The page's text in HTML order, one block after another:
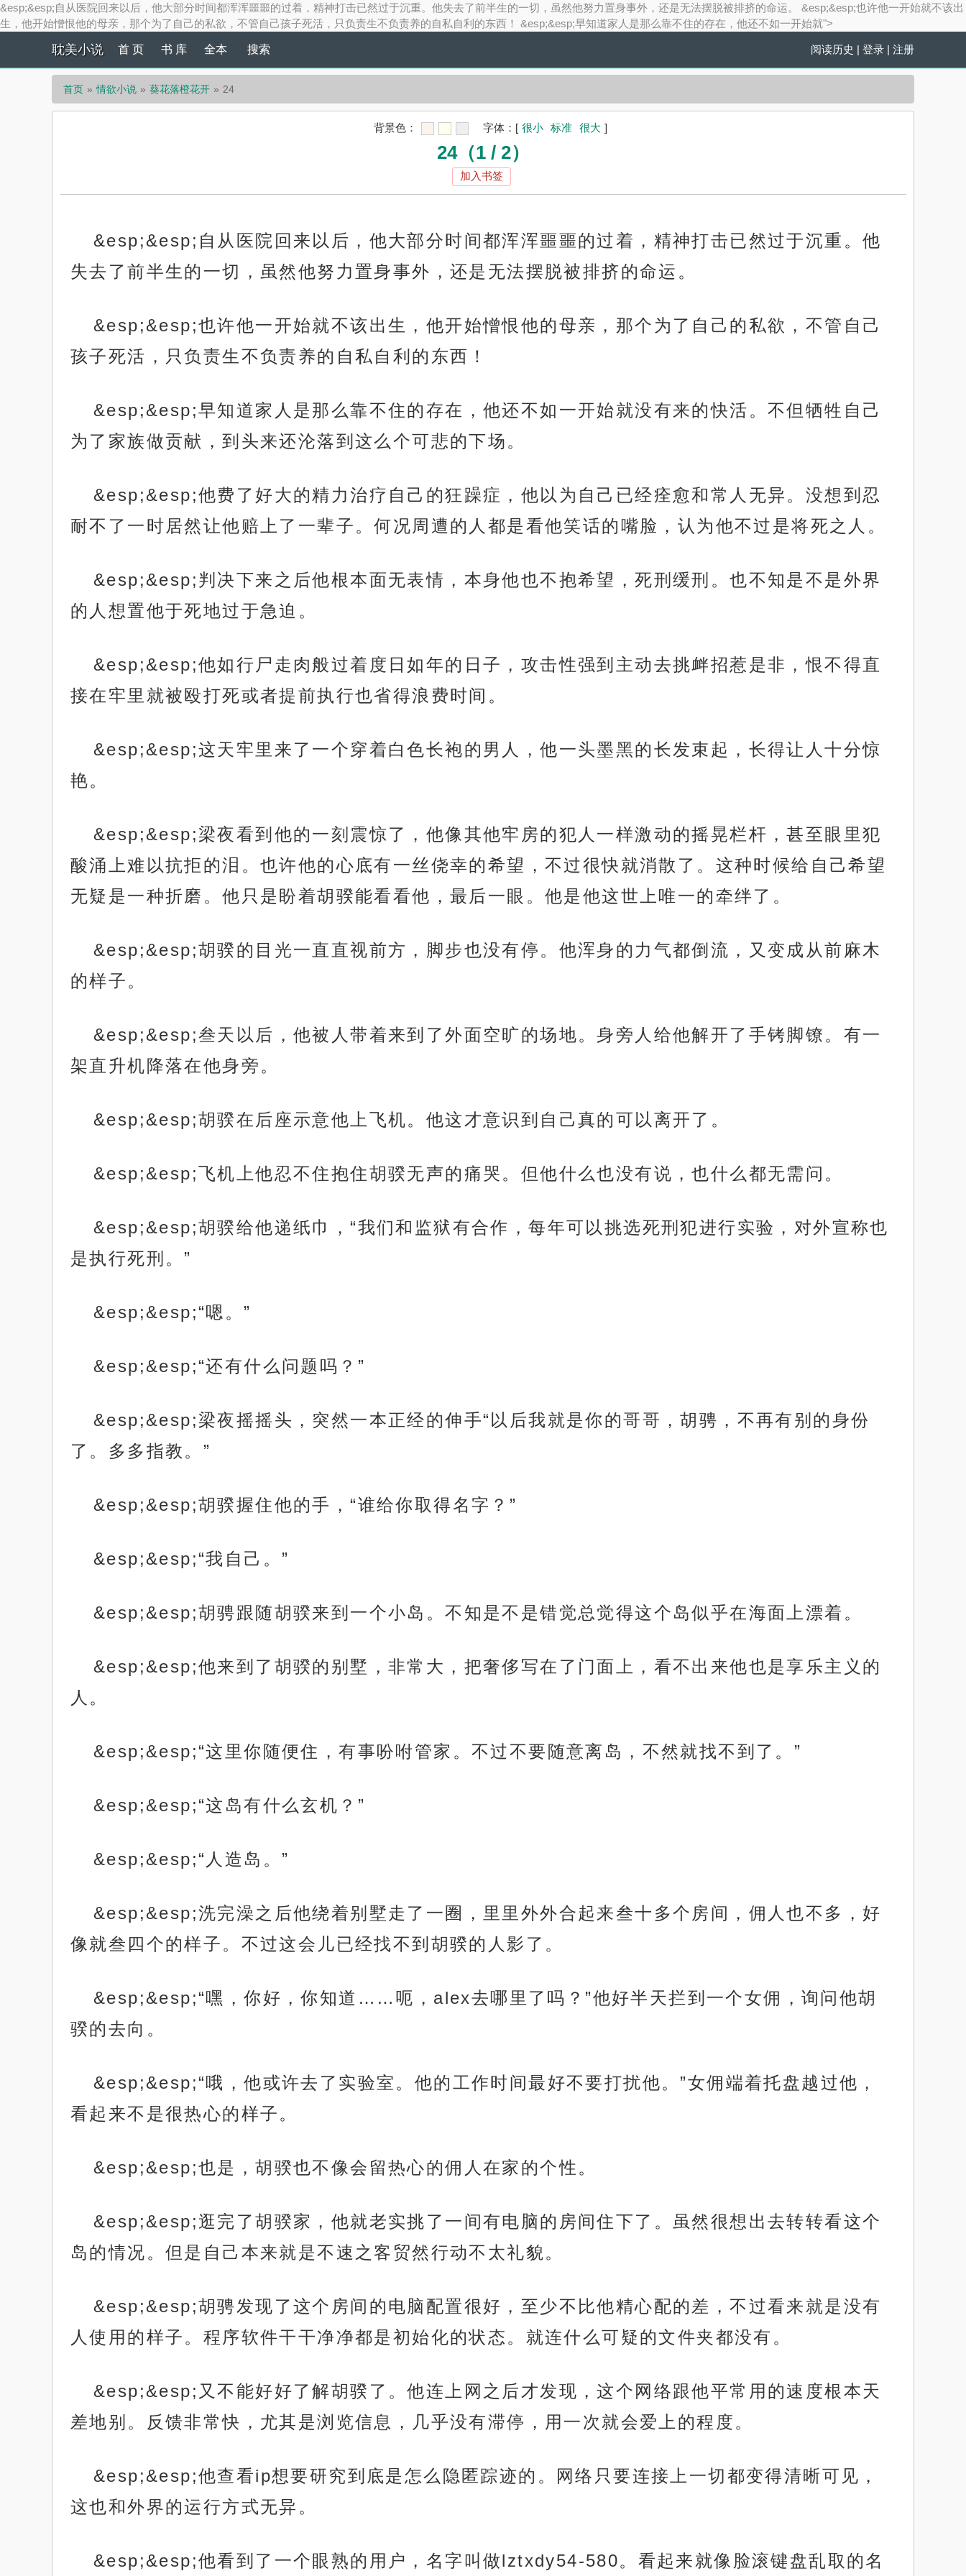
&esp;&esp;自从医院回来以后，他大部分时间都浑浑噩噩的过着，精神打击已然过于沉重。他失去了前半生的一切，虽然他努力置身事外，还是无法摆脱被排挤的命运。 &esp;&esp;也许他一开始就不该出
生，他开始憎恨他的母亲，那个为了自己的私欲，不管自己孩子死活，只负责生不负责养的自私自利的东西！ &esp;&esp;早知道家人是那么靠不住的存在，他还不如一开始就">
耽美小说 阅读历史 | 登录 | 注册
首 页 书 库 全本 搜索
首页 情欲小说 葵花落橙花开 24
背景色： 字体： [ 很小 标准 很大 ]
24（1 / 2）
加入书签
&esp;&esp;自从医院回来以后，他大部分时间都浑浑噩噩的过着，精神打击已然过于沉重。他
失去了前半生的一切，虽然他努力置身事外，还是无法摆脱被排挤的命运。
&esp;&esp;也许他一开始就不该出生，他开始憎恨他的母亲，那个为了自己的私欲，不管自己
孩子死活，只负责生不负责养的自私自利的东西！
&esp;&esp;早知道家人是那么靠不住的存在，他还不如一开始就没有来的快活。不但牺牲自己
为了家族做贡献，到头来还沦落到这么个可悲的下场。
&esp;&esp;他费了好大的精力治疗自己的狂躁症，他以为自己已经痊愈和常人无异。没想到忍
耐不了一时居然让他赔上了一辈子。何况周遭的人都是看他笑话的嘴脸，认为他不过是将死之人。
&esp;&esp;判决下来之后他根本面无表情，本身他也不抱希望，死刑缓刑。也不知是不是外界
的人想置他于死地过于急迫。
&esp;&esp;他如行尸走肉般过着度日如年的日子，攻击性强到主动去挑衅招惹是非，恨不得直
接在牢里就被殴打死或者提前执行也省得浪费时间。
&esp;&esp;这天牢里来了一个穿着白色长袍的男人，他一头墨黑的长发束起，长得让人十分惊
艳。
&esp;&esp;梁夜看到他的一刻震惊了，他像其他牢房的犯人一样激动的摇晃栏杆，甚至眼里犯
酸涌上难以抗拒的泪。也许他的心底有一丝侥幸的希望，不过很快就消散了。这种时候给自己希望
无疑是一种折磨。他只是盼着胡骙能看看他，最后一眼。他是他这世上唯一的牵绊了。
&esp;&esp;胡骙的目光一直直视前方，脚步也没有停。他浑身的力气都倒流，又变成从前麻木
的样子。
&esp;&esp;叁天以后，他被人带着来到了外面空旷的场地。身旁人给他解开了手铐脚镣。有一
架直升机降落在他身旁。
&esp;&esp;胡骙在后座示意他上飞机。他这才意识到自己真的可以离开了。
&esp;&esp;飞机上他忍不住抱住胡骙无声的痛哭。但他什么也没有说，也什么都无需问。
&esp;&esp;胡骙给他递纸巾，“我们和监狱有合作，每年可以挑选死刑犯进行实验，对外宣称也
是执行死刑。”
&esp;&esp;“嗯。”
&esp;&esp;“还有什么问题吗？”
&esp;&esp;梁夜摇摇头，突然一本正经的伸手“以后我就是你的哥哥，胡骋，不再有别的身份
了。多多指教。”
&esp;&esp;胡骙握住他的手，“谁给你取得名字？”
&esp;&esp;“我自己。”
&esp;&esp;胡骋跟随胡骙来到一个小岛。不知是不是错觉总觉得这个岛似乎在海面上漂着。
&esp;&esp;他来到了胡骙的别墅，非常大，把奢侈写在了门面上，看不出来他也是享乐主义的
人。
&esp;&esp;“这里你随便住，有事吩咐管家。不过不要随意离岛，不然就找不到了。”
&esp;&esp;“这岛有什么玄机？”
&esp;&esp;“人造岛。”
&esp;&esp;洗完澡之后他绕着别墅走了一圈，里里外外合起来叁十多个房间，佣人也不多，好
像就叁四个的样子。不过这会儿已经找不到胡骙的人影了。
&esp;&esp;“嘿，你好，你知道……呃，alex去哪里了吗？”他好半天拦到一个女佣，询问他胡
骙的去向。
&esp;&esp;“哦，他或许去了实验室。他的工作时间最好不要打扰他。”女佣端着托盘越过他，
看起来不是很热心的样子。
&esp;&esp;也是，胡骙也不像会留热心的佣人在家的个性。
&esp;&esp;逛完了胡骙家，他就老实挑了一间有电脑的房间住下了。虽然很想出去转转看这个
岛的情况。但是自己本来就是不速之客贸然行动不太礼貌。
&esp;&esp;胡骋发现了这个房间的电脑配置很好，至少不比他精心配的差，不过看来就是没有
人使用的样子。程序软件干干净净都是初始化的状态。就连什么可疑的文件夹都没有。
&esp;&esp;又不能好好了解胡骙了。他连上网之后才发现，这个网络跟他平常用的速度根本天
差地别。反馈非常快，尤其是浏览信息，几乎没有滞停，用一次就会爱上的程度。
&esp;&esp;他查看ip想要研究到底是怎么隐匿踪迹的。网络只要连接上一切都变得清晰可见，
这也和外界的运行方式无异。
&esp;&esp;他看到了一个眼熟的用户，名字叫做lztxdy54-580。看起来就像脸滚键盘乱取的名